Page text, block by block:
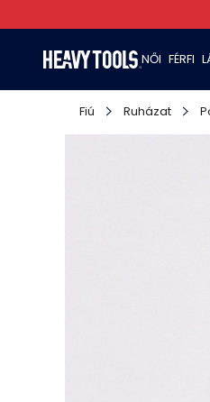
NŐI FÉRFI
Fiú Ruházat